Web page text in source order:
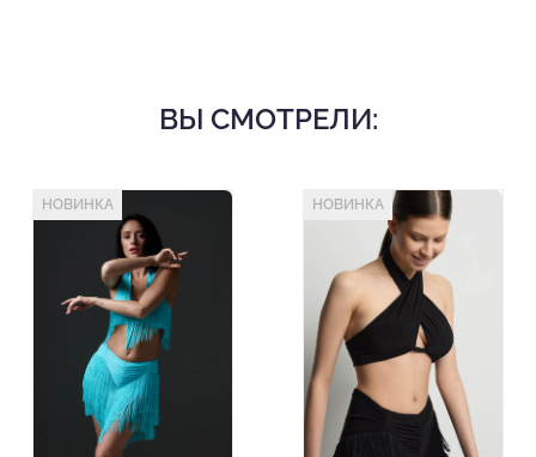
ВЫ СМОТРЕЛИ:
НОВИНКА НОВИНКА